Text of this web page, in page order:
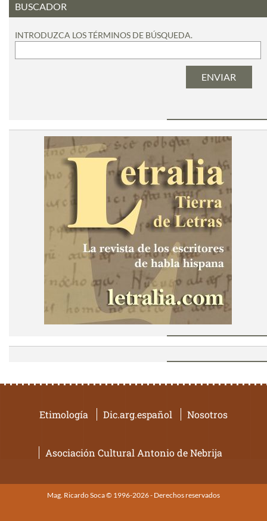
BUSCADOR
INTRODUZCA LOS TÉRMINOS DE BÚSQUEDA.
Etimología Dic.arg.español Nosotros
Asociación Cultural Antonio de Nebrija
Mag. Ricardo Soca © 1996-2026 - Derechos reservados